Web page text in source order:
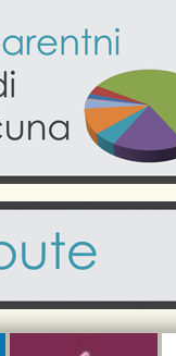
udruga)
otoka Krka
Putovima Frankopana